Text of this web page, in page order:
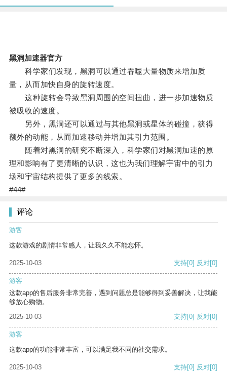
黑洞加速器官方
科学家们发现，黑洞可以通过吞噬大量物质来增加质
量，从而加快自身的旋转速度。
这种旋转会导致黑洞周围的空间扭曲，进一步加速物质
被吸收的速度。
另外，黑洞还可以通过与其他黑洞或星体的碰撞，获得
额外的动能，从而加速移动并增加其引力范围。
随着对黑洞的研究不断深入，科学家们对黑洞加速的原
理和影响有了更清晰的认识，这也为我们理解宇宙中的引力
场和宇宙结构提供了更多的线索。
#44#
评论
游客
这款游戏的剧情非常感人，让我久久不能忘怀。
2025-10-03 支持[0] 反对[0]
游客
这款app的售后服务非常完善，遇到问题总是能够得到妥善解决，让我能
够放心购物。
2025-10-03
支持[0] 反对[0]
游客
这款app的功能非常丰富，可以满足我不同的社交需求。
2025-10-03 支持[0] 反对[0]